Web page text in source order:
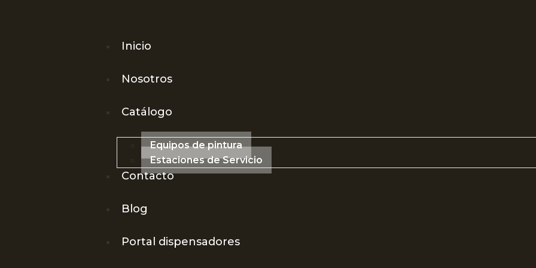
Inicio
Nosotros
Catálogo
Equipos de pintura
Estaciones de Servicio
Contacto
Blog
Portal dispensadores